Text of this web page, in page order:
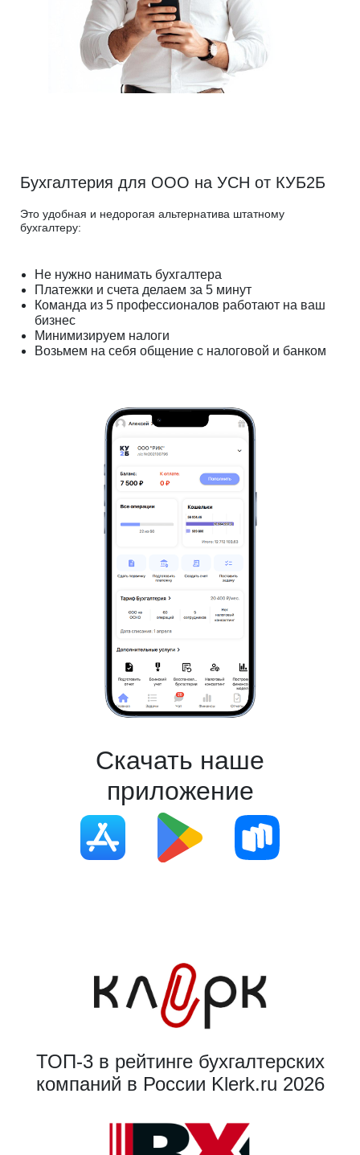
Бухгалтерия для ООО на УСН от КУБ2Б
Это удобная и недорогая альтернатива штатному
бухгалтеру:
Не нужно нанимать бухгалтера
Платежки и счета делаем за 5 минут
Команда из 5 профессионалов работают на ваш
бизнес
Минимизируем налоги
Возьмем на себя общение с налоговой и банком
Скачать наше
приложение
ТОП-3 в рейтинге бухгалтерских
компаний в России Klerk.ru 2026